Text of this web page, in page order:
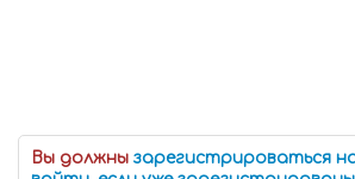
Вы должны зарегистрироваться